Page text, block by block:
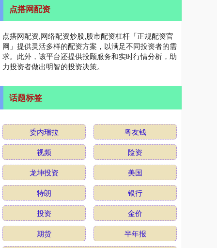
点搭网配资
点搭网配资,网络配资炒股,股市配资杠杆「正规配资官
网」提供灵活多样的配资方案，以满足不同投资者的需
求。此外，该平台还提供投顾服务和实时行情分析，助
力投资者做出明智的投资决策。
话题标签
委内瑞拉
粤友钱
视频
险资
龙坤投资
美国
特朗
银行
投资
金价
期货
半年报